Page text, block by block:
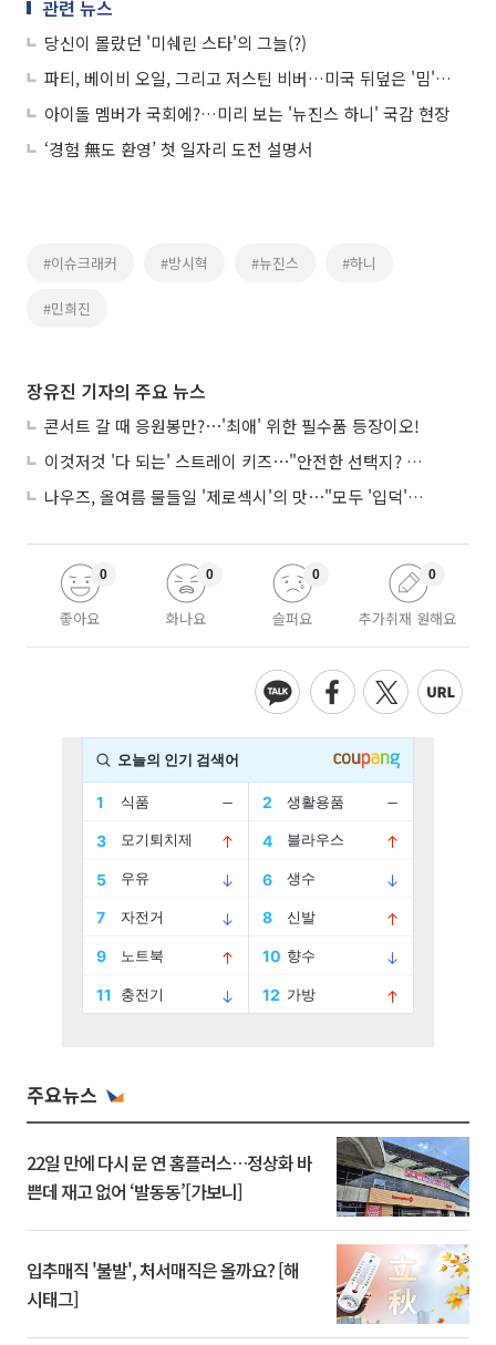
관련 뉴스
당신이 몰랐던 '미쉐린 스타'의 그늘(?)
파티, 베이비 오일, 그리고 저스틴 비버…미국 뒤덮은 '밈'의 실체
아이돌 멤버가 국회에?…미리 보는 '뉴진스 하니' 국감 현장
‘경험 無도 환영’ 첫 일자리 도전 설명서
#이슈크래커 #방시혁 #뉴진스 #하니
#민희진
장유진 기자의 주요 뉴스
콘서트 갈 때 응원봉만?⋯'최애' 위한 필수품 등장이오!
이것저것 '다 되는' 스트레이 키즈⋯"안전한 선택지? 도전이 재밌죠"
나우즈, 올여름 물들일 '제로섹시'의 맛⋯"모두 '입덕'시킬 것"
좋아요
0
화나요
0
슬퍼요
0
추가취재 원해요
0
주요뉴스
22일 만에 다시 문 연 홈플러스…정상화 바
쁜데 재고 없어 ‘발동동’[가보니]
입추매직 '불발', 처서매직은 올까요? [해
시태그]